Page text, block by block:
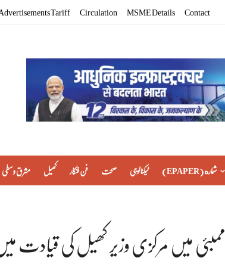
Tariff Circulation MSME Details Contact
مشرق وسطی کھیل فن فنکار صحت ٹیکنالوجی (EPAPER) شماره
ممبئی میں مرکزی وزیر کھیل کی